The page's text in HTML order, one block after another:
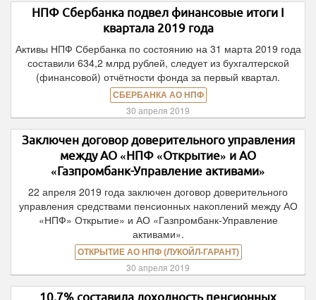
НПФ Сбербанка подвел финансовые итоги I
квартала 2019 года
Активы НПФ Сбербанка по состоянию на 31 марта 2019 года
составили 634,2 млрд рублей, следует из бухгалтерской
(финансовой) отчётности фонда за первый квартал.
СБЕРБАНКА АО НПФ
30 апреля 2019
Заключен договор доверительного управления
между АО «НПФ «Открытие» и АО
«Газпромбанк-Управление активами»
22 апреля 2019 года заключен договор доверительного
управления средствами пенсионных накоплений между АО
«НПФ» Открытие» и АО «Газпромбанк-Управление
активами».
ОТКРЫТИЕ АО НПФ (ЛУКОЙЛ-ГАРАНТ)
30 апреля 2019
10,7% составила доходность пенсионных